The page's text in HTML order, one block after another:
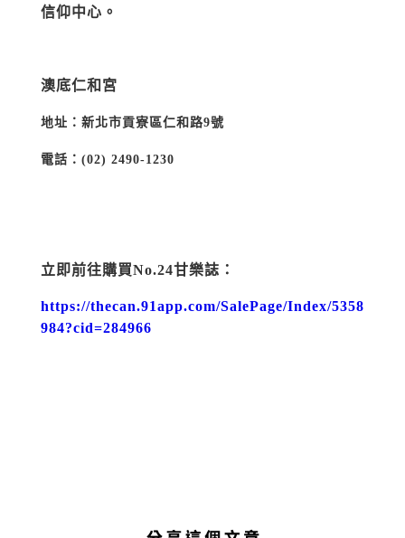
信仰中心。
澳底仁和宮
地址：新北市貢寮區仁和路9號
電話：(02) 2490-1230
立即前往購買No.24甘樂誌：
https://thecan.91app.com/SalePage/Index/5358
984?cid=284966